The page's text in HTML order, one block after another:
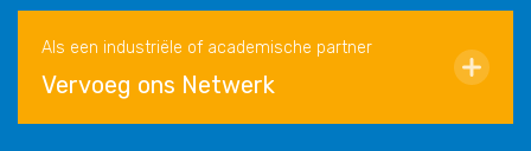
Als een industriële of academische partner
Vervoeg ons Netwerk